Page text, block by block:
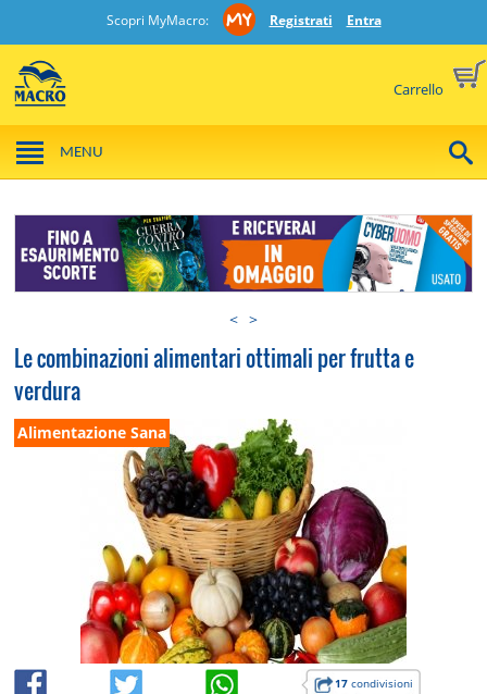
Scopri MyMacro: Registrati Entra
Carrello
MENU
< >
Le combinazioni alimentari ottimali per frutta e
verdura
Alimentazione Sana
17condivisioni